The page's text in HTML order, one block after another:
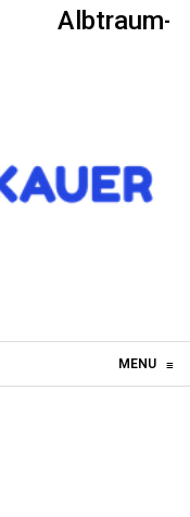
Albtraum-
MENU ≡